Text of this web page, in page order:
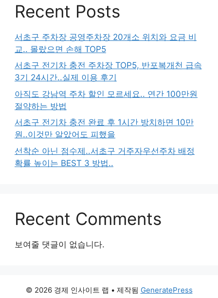
Recent Posts
서초구 주차장 공영주차장 20개소 위치와 요금 비
교.. 몰랐으면 손해 TOP5
서초구 전기차 충전 주차장 TOP5, 반포복개천 급속
3기 24시간..실제 이용 후기
아직도 강남역 주차 할인 모르세요.. 연간 100만원
절약하는 방법
서초구 전기차 충전 완료 후 1시간 방치하면 10만
원..이것만 알았어도 피했을
선착순 아닌 점수제..서초구 거주자우선주차 배정
확률 높이는 BEST 3 방법..
Recent Comments
보여줄 댓글이 없습니다.
© 2026 경제 인사이트 랩 • 제작됨 GeneratePress